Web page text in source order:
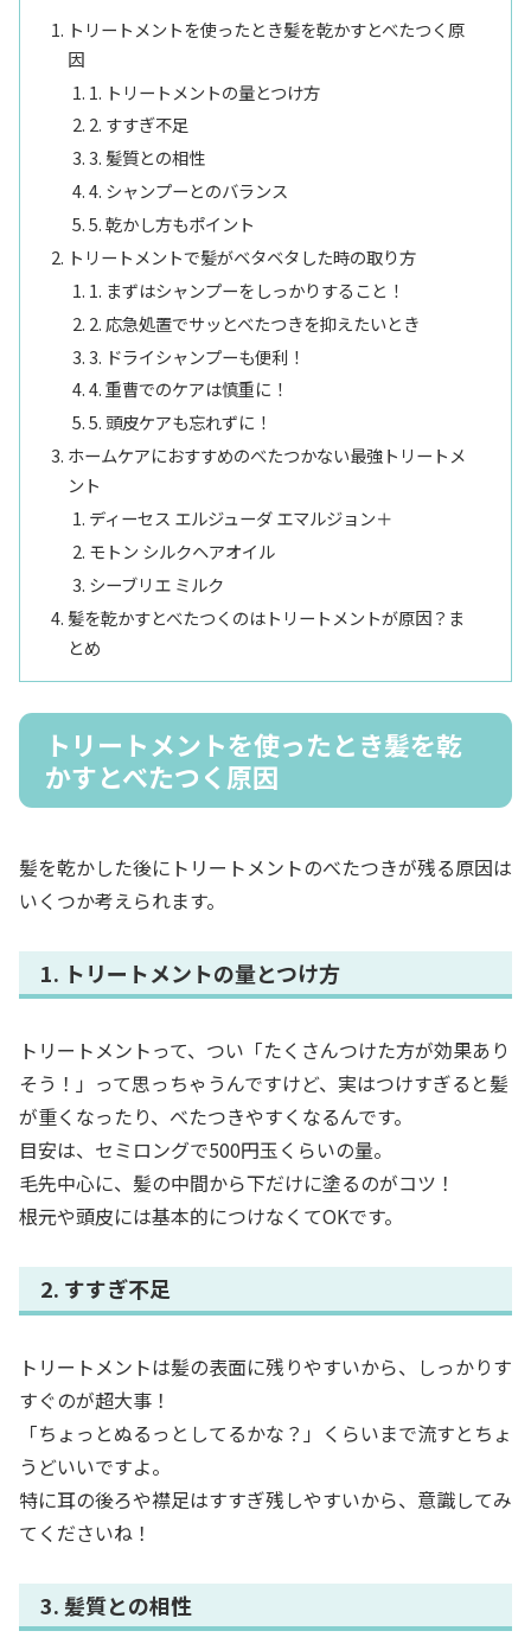
トリートメントを使ったとき髪を乾かすとべたつく原
因
1. トリートメントの量とつけ方
2. すすぎ不足
3. 髪質との相性
4. シャンプーとのバランス
5. 乾かし方もポイント
トリートメントで髪がベタベタした時の取り方
1. まずはシャンプーをしっかりすること！
2. 応急処置でサッとべたつきを抑えたいとき
3. ドライシャンプーも便利！
4. 重曹でのケアは慎重に！
5. 頭皮ケアも忘れずに！
ホームケアにおすすめのべたつかない最強トリートメ
ント
ディーセス エルジューダ エマルジョン＋
モトン シルクヘアオイル
シーブリエ ミルク
髪を乾かすとべたつくのはトリートメントが原因？ま
とめ
トリートメントを使ったとき髪を乾
かすとべたつく原因
髪を乾かした後にトリートメントのべたつきが残る原因は
いくつか考えられます。
1. トリートメントの量とつけ方
トリートメントって、つい「たくさんつけた方が効果あり
そう！」って思っちゃうんですけど、実はつけすぎると髪
が重くなったり、べたつきやすくなるんです。
目安は、セミロングで500円玉くらいの量。
毛先中心に、髪の中間から下だけに塗るのがコツ！
根元や頭皮には基本的につけなくてOKです。
2. すすぎ不足
トリートメントは髪の表面に残りやすいから、しっかりす
すぐのが超大事！
「ちょっとぬるっとしてるかな？」くらいまで流すとちょ
うどいいですよ。
特に耳の後ろや襟足はすすぎ残しやすいから、意識してみ
てくださいね！
3. 髪質との相性